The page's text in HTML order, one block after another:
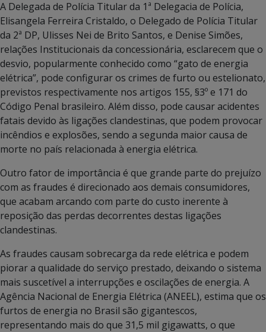
A Delegada de Polícia Titular da 1ª Delegacia de Polícia,
Elisangela Ferreira Cristaldo, o Delegado de Polícia Titular
da 2ª DP, Ulisses Nei de Brito Santos, e Denise Simões,
relações Institucionais da concessionária, esclarecem que o
desvio, popularmente conhecido como “gato de energia
elétrica”, pode configurar os crimes de furto ou estelionato,
previstos respectivamente nos artigos 155, §3º e 171 do
Código Penal brasileiro. Além disso, pode causar acidentes
fatais devido às ligações clandestinas, que podem provocar
incêndios e explosões, sendo a segunda maior causa de
morte no país relacionada à energia elétrica.
Outro fator de importância é que grande parte do prejuízo
com as fraudes é direcionado aos demais consumidores,
que acabam arcando com parte do custo inerente à
reposição das perdas decorrentes destas ligações
clandestinas.
As fraudes causam sobrecarga da rede elétrica e podem
piorar a qualidade do serviço prestado, deixando o sistema
mais suscetível a interrupções e oscilações de energia. A
Agência Nacional de Energia Elétrica (ANEEL), estima que os
furtos de energia no Brasil são gigantescos,
representando mais do que 31,5 mil gigawatts, o que